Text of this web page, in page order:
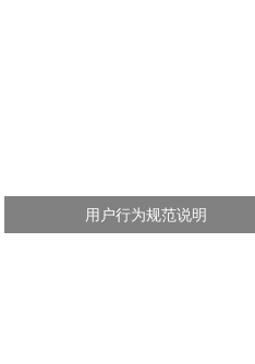
用户行为规范说明